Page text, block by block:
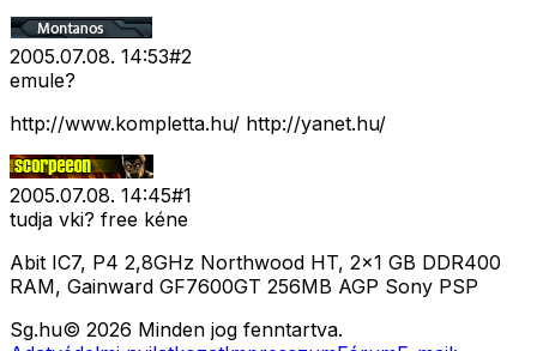
2005.07.08. 14:53#2
emule?
http://www.kompletta.hu/ http://yanet.hu/
2005.07.08. 14:45#1
tudja vki? free kéne
Abit IC7, P4 2,8GHz Northwood HT, 2x1 GB DDR400
RAM, Gainward GF7600GT 256MB AGP Sony PSP
Sg.hu© 2026 Minden jog fenntartva.